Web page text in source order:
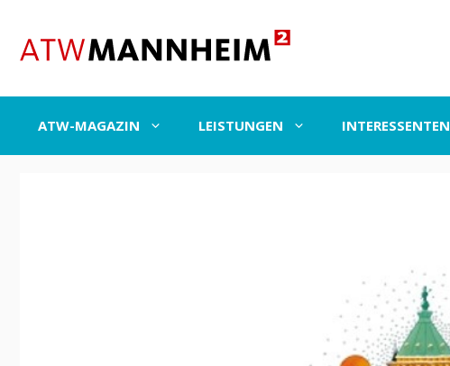
springen
ATW-MAGAZIN LEISTUNGEN INTERESSENTEN